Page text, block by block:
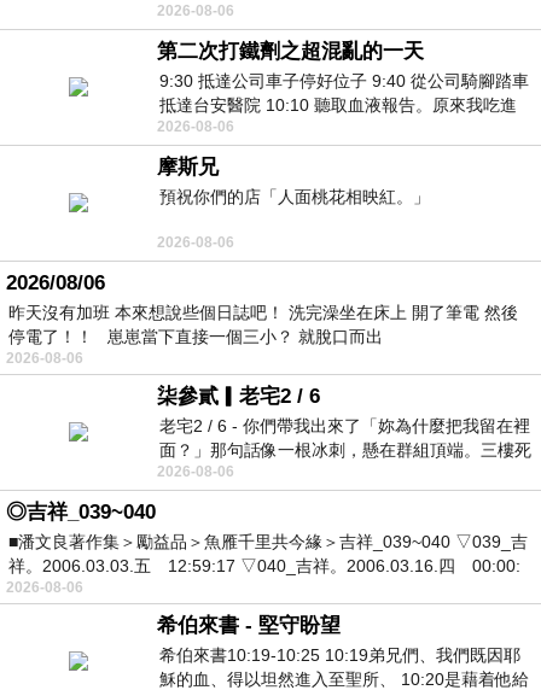
接近的不要說對象 連朋友都超
2026-08-06
第二次打鐵劑之超混亂的一天
9:30 抵達公司車子停好位子 9:40 從公司騎腳踏車
抵達台安醫院 10:10 聽取血液報告。原來我吃進
去的 B12 彌可保並非沒有吸收而是超
2026-08-06
摩斯兄
預祝你們的店「人面桃花相映紅。」
2026-08-06
2026/08/06
昨天沒有加班 本來想說些個日誌吧！ 洗完澡坐在床上 開了筆電 然後
停電了！！ 崽崽當下直接一個三小？ 就脫口而出
2026-08-06
柒參貳▎老宅2 / 6
老宅2 / 6 - 你們帶我出來了「妳為什麼把我留在裡
面？」那句話像一根冰刺，懸在群組頂端。三樓死
死盯著照片裡的人。那個人確實站在
2026-08-06
◎吉祥_039~040
■潘文良著作集＞勵益品＞魚雁千里共今緣＞吉祥_039~040 ▽039_吉
祥。2006.03.03.五 12:59:17 ▽040_吉祥。2006.03.16.四 00:00:
2026-08-06
希伯來書 - 堅守盼望
希伯來書10:19-10:25 10:19弟兄們、我們既因耶
穌的血、得以坦然進入至聖所、 10:20是藉着他給